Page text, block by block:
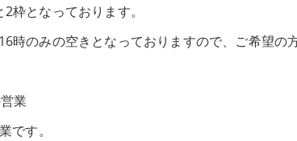
枠となっております。
時のみの空きとなっておりますので、ご希望の
業
です。